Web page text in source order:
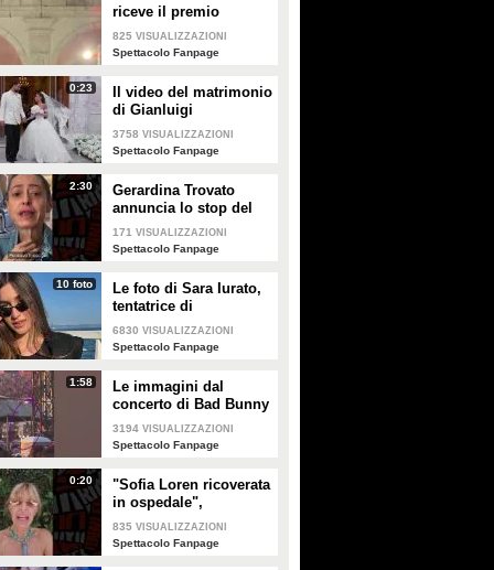
riceve il premio
intitolato al padre
Enrico
825 VISUALIZZAZIONI
Spettacolo Fanpage
0:23
Il video del matrimonio
di Gianluigi
Donnarumma e Alessia
Elefante
3758 VISUALIZZAZIONI
Spettacolo Fanpage
2:30
Gerardina Trovato
annuncia lo stop del
tour per problemi di
salute
171 VISUALIZZAZIONI
Spettacolo Fanpage
10 foto
Le foto di Sara Iurato,
tentatrice di
Temptation Island 2026
6830 VISUALIZZAZIONI
Spettacolo Fanpage
1:58
Le immagini dal
concerto di Bad Bunny
a Milano
3194 VISUALIZZAZIONI
Spettacolo Fanpage
0:20
"Sofia Loren ricoverata
in ospedale",
Alessandra Mussolini
smentisce: "È serena e
835 VISUALIZZAZIONI
Spettacolo Fanpage